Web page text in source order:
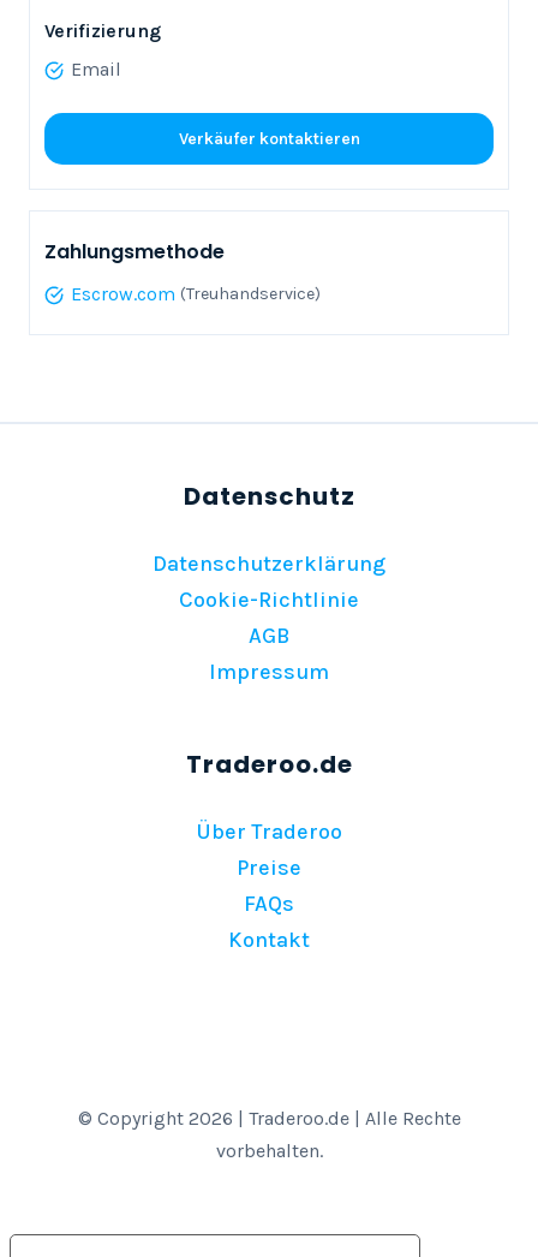
Verifizierung
Email
Verkäufer kontaktieren
Zahlungsmethode
Escrow.com (Treuhandservice)
Datenschutzerklärung
Cookie-Richtlinie
AGB
Impressum
Über Traderoo
Preise
FAQs
Kontakt
© Copyright 2026 | Traderoo.de | Alle Rechte
vorbehalten.